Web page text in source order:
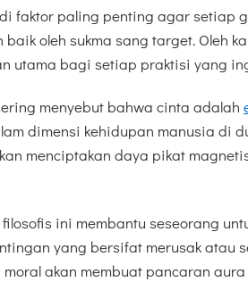
faktor paling penting agar
oleh sukma sang target. Oleh
utama bagi setiap praktisi yang
menyebut bahwa cinta adalah
dimensi kehidupan manusia di
menciptakan daya pikat
ini membantu seseorang
yang bersifat merusak atau
akan membuat pancaran